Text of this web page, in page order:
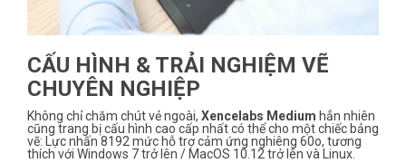
CẤU HÌNH & TRẢI NGHIỆM VẼ
CHUYÊN NGHIỆP
Không chỉ chăm chút vẻ ngoài, Xencelabs Medium hẳn nhiên
cũng trang bị cấu hình cao cấp nhất có thể cho một chiếc bảng
vẽ: Lực nhấn 8192 mức hỗ trợ cảm ứng nghiêng 60o, tương
thích với Windows 7 trở lên / MacOS 10.12 trở lên và Linux.